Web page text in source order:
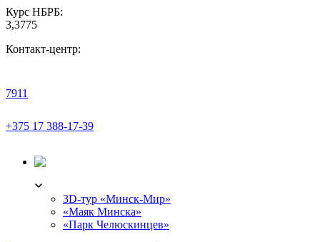
Курс НБРБ:
3,3775
Контакт-центр:
7911
+375 17 388-17-39
3D-тур «Минск-Мир»
«Маяк Минска»
«Парк Челюскинцев»